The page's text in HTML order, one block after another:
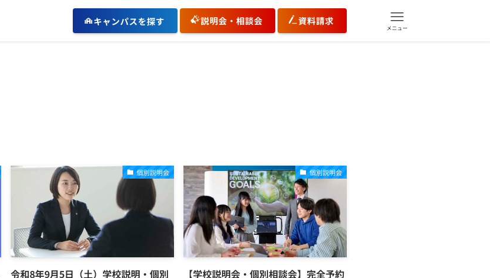
キャンパスを探す 説明会・相談会 資料請求
メニュー
個別説明会
令和8年9月5日（土）学校説明・個別
個別説明会
【学校説明会・個別相談会】完全予約